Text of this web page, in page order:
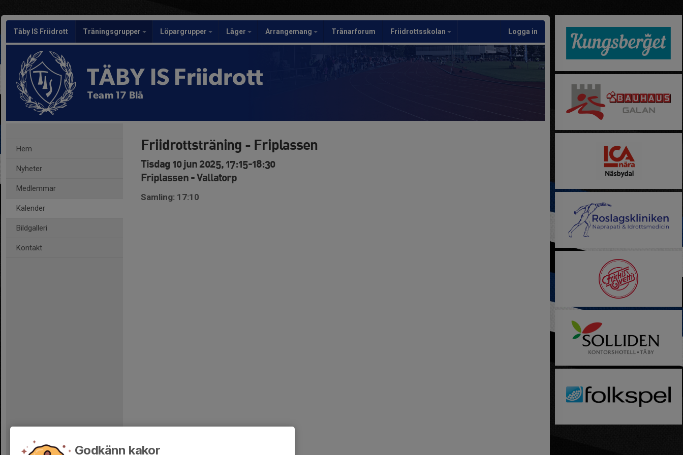
Täby IS Friidrott Träningsgrupper Löpargrupper Läger Arrangemang Tränarforum Friidrottsskolan Logga in
TÄBY IS Friidrott
Team 17 Blå
Hem
Nyheter
Medlemmar
Kalender
Bildgalleri
Kontakt
Friidrottsträning - Friplassen
Tisdag 10 jun 2025, 17:15-18:30
Friplassen - Vallatorp
Samling: 17:10
Godkänn kakor